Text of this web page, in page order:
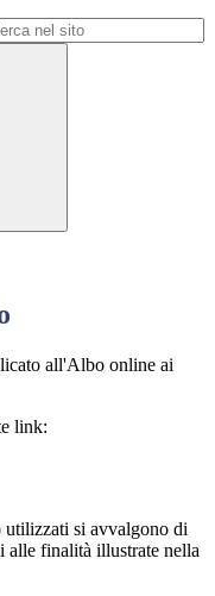
all'Albo online ai
link:
utilizzati si avvalgono di
alle finalità illustrate nella